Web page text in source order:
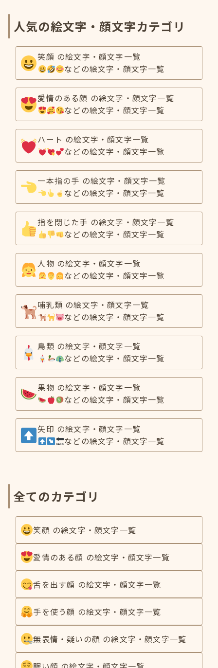
人気の絵文字・顔文字カテゴリ
笑顔 の絵文字・顔文字一覧
などの絵文字・顔文字一覧
愛情のある顔 の絵文字・顔文字一覧
などの絵文字・顔文字一覧
ハート の絵文字・顔文字一覧
などの絵文字・顔文字一覧
一本指の手 の絵文字・顔文字一覧
などの絵文字・顔文字一覧
指を閉じた手 の絵文字・顔文字一覧
などの絵文字・顔文字一覧
人物 の絵文字・顔文字一覧
などの絵文字・顔文字一覧
哺乳類 の絵文字・顔文字一覧
などの絵文字・顔文字一覧
鳥類 の絵文字・顔文字一覧
などの絵文字・顔文字一覧
果物 の絵文字・顔文字一覧
などの絵文字・顔文字一覧
矢印 の絵文字・顔文字一覧
などの絵文字・顔文字一覧
全てのカテゴリ
笑顔 の絵文字・顔文字一覧
愛情のある顔 の絵文字・顔文字一覧
舌を出す顔 の絵文字・顔文字一覧
手を使う顔 の絵文字・顔文字一覧
無表情・疑いの顔 の絵文字・顔文字一覧